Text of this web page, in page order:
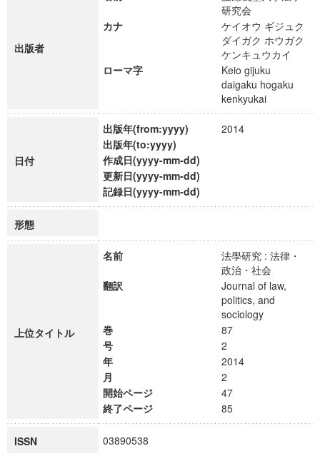
出版者
研究会
カナ
ケイオウ ギジュク
ダイガク ホウガク
ケンキュウカイ
ローマ字
Keio gijuku
daigaku hogaku
kenkyukai
日付
出版年(from:yyyy)
2014
出版年(to:yyyy)
作成日(yyyy-mm-dd)
更新日(yyyy-mm-dd)
記録日(yyyy-mm-dd)
形態
上位タイトル
名前
法學研究 : 法律・
政治・社会
翻訳
Journal of law,
politics, and
sociology
巻
87
号
2
年
2014
月
2
開始ページ
47
終了ページ
85
ISSN 03890538